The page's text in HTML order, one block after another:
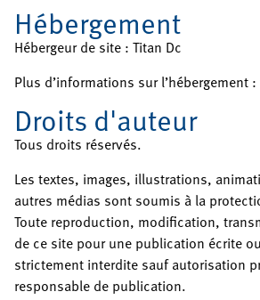
Hébergement
Hébergeur de site : Titan Dc
Plus d’informations sur l’hébergement
Droits d'auteur
Tous droits réservés.
Les textes, images, illustrations,
autres médias sont soumis à la
Toute reproduction, modification,
de ce site pour une publication écrite
strictement interdite sauf autorisation
responsable de publication.